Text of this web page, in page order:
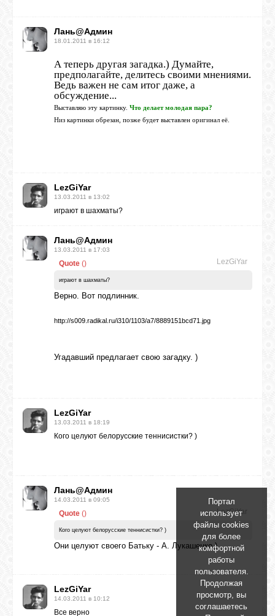
VK
Лань@Админ
18.01.2011 в 16:12
А теперь другая загадка.) Думайте,
предполагайте, делитесь своими мнениями.
Ведь важен не сам итог даже, а
обсуждение...
Выставляю эту картинку. Что делает молодая пара?
Низ картинки обрезан, позже будет выставлен оригинал её.
LezGiYar
13.03.2011 в 13:02
играют в шахматы?
Лань@Админ
13.03.2011 в 17:03
Quote ( LezGiYar
)
играют в шахматы?
Верно. Вот подлинник.
http://s009.radikal.ru/i310/1103/a7/8889151bcd71.jpg
Угадавший предлагает свою загадку. )
LezGiYar
13.03.2011 в 18:19
Кого целуют белорусские теннисистки? )
Лань@Админ
14.03.2011 в 09:05
Quote ( LezGiYar
)
Кого целуют белорусские теннисистки? )
Они целуют своего Батьку - А. Лукашенко.)
LezGiYar
14.03.2011 в 10:12
Все верно
Портал
использует
файлы cookies
для более
комфортной
работы
пользователя.
Продолжая
просмотр, вы
соглашаетесь